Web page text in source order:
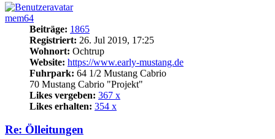
mem64
Beiträge: 1865
Registriert: 26. Jul 2019, 17:25
Wohnort: Ochtrup
Website: https://www.early-mustang.de
Fuhrpark: 64 1/2 Mustang Cabrio
70 Mustang Cabrio "Projekt"
Likes vergeben: 367 x
Likes erhalten: 354 x
Re: Ölleitungen